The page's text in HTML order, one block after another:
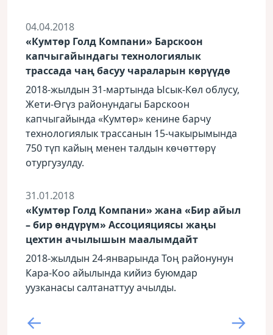
04.04.2018
«Кумтөр Голд Компани» Барскоон
капчыгайындагы технологиялык
трассада чаң басуу чараларын көрүүдө
2018-жылдын 31-мартында Ысык-Көл облусу,
Жети-Өгүз районундагы Барскоон
капчыгайында «Кумтөр» кенине барчу
технологиялык трассанын 15-чакырымында
750 түп кайың менен талдын көчөттөрү
отургузулду.
31.01.2018
«Кумтөр Голд Компани» жана «Бир айыл
– бир өндүрүм» Ассоцияциясы жаңы
цехтин ачылышын маалымдайт
2018-жылдын 24-январында Тоң районунун
Кара-Коо айылында кийиз буюмдар
уузканасы салтанаттуу ачылды.
← →